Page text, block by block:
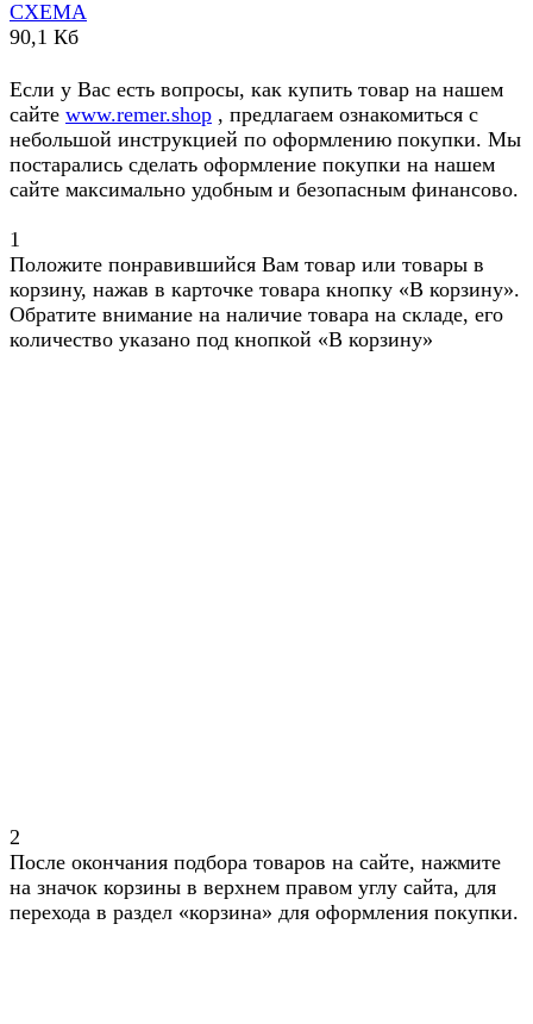
СХЕМА
90,1 Кб
Если у Вас есть вопросы, как купить товар на нашем
сайте www.remer.shop , предлагаем ознакомиться с
небольшой инструкцией по оформлению покупки. Мы
постарались сделать оформление покупки на нашем
сайте максимально удобным и безопасным финансово.
1
Положите понравившийся Вам товар или товары в
корзину, нажав в карточке товара кнопку «В корзину».
Обратите внимание на наличие товара на складе, его
количество указано под кнопкой «В корзину»
2
После окончания подбора товаров на сайте, нажмите
на значок корзины в верхнем правом углу сайта, для
перехода в раздел «корзина» для оформления покупки.